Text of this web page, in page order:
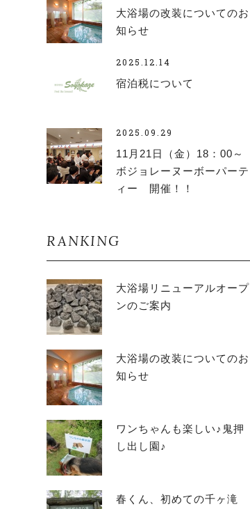
大浴場の改装についてのお
知らせ
2025.12.14
宿泊税について
2025.09.29
11月21日（金）18：00～
ボジョレーヌーボーパーテ
ィー 開催！！
RANKING
大浴場リニューアルオープ
ンのご案内
大浴場の改装についてのお
知らせ
ワンちゃんも楽しい♪鬼押
し出し園♪
春くん、初めての千ヶ滝